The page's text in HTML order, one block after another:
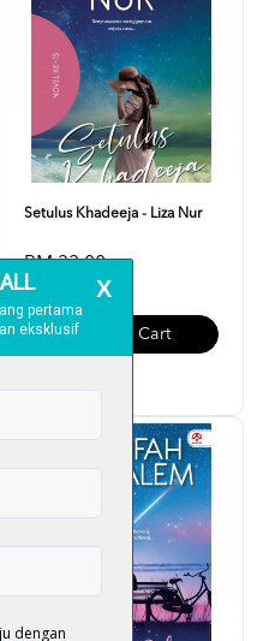
Setulus Khadeeja - Liza Nur
RM 33.00
Add To Cart